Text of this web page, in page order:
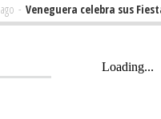
Veneguera celebra sus Fiestas